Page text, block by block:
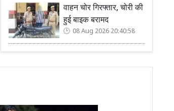
वाहन चोर गिरफ्तार, चोरी की
हुई बाइक बरामद
08 Aug 2026 20:40:58